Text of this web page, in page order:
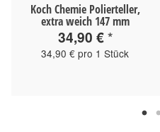
Koch Chemie Polierteller,
extra weich 147 mm
34,90 €*
34,90 € pro 1 Stück